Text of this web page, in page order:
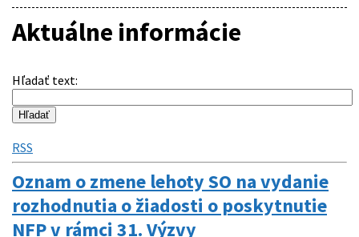
Aktuálne informácie
Hľadať text:
RSS
Oznam o zmene lehoty SO na vydanie
rozhodnutia o žiadosti o poskytnutie
NFP v rámci 31. Výzvy